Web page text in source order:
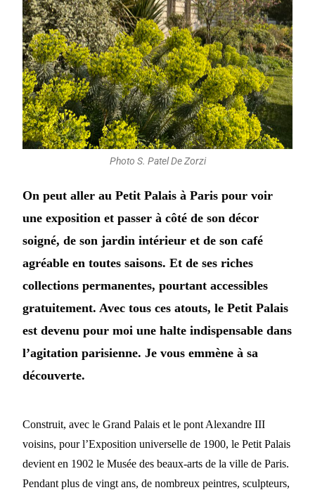
Photo S. Patel De Zorzi
On peut aller au Petit Palais à Paris pour voir
une exposition et passer à côté de son décor
soigné, de son jardin intérieur et de son café
agréable en toutes saisons. Et de ses riches
collections permanentes, pourtant accessibles
gratuitement. Avec tous ces atouts, le Petit Palais
est devenu pour moi une halte indispensable dans
l’agitation parisienne. Je vous emmène à sa
découverte.
Construit, avec le Grand Palais et le pont Alexandre III
voisins, pour l’Exposition universelle de 1900, le Petit Palais
devient en 1902 le Musée des beaux-arts de la ville de Paris.
Pendant plus de vingt ans, de nombreux peintres, sculpteurs,